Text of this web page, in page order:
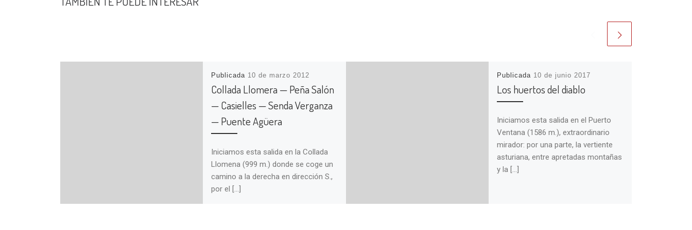
Publicada 10 de marzo 2012
Collada Llomera — Peña Salón
— Casielles — Senda Verganza
— Puente Agüera
Iniciamos esta salida en la Collada
Llomena (999 m.) donde se coge un
camino a la derecha en dirección S.,
por el […]
Publicada 10 de junio 2017
Los huertos del diablo
Iniciamos esta salida en el Puerto
Ventana (1586 m.), extraordinario
mirador: por una parte, la vertiente
asturiana, entre apretadas montañas
y la […]